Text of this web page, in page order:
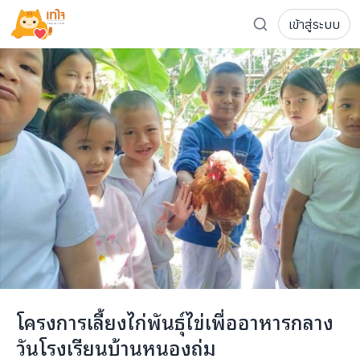
รู้จักเทใจ
โครงการ
เพจระดมทุน
เกี่ยวกับเรา
ความเคลื่อนไหว
ผู้บริจาค
การลดหย่อนภาษี
แฟนคลับศิลปิน
FAQ ผู้บริจาค
เจ้าของโครงการ
ส่งโครงการ
FAQ เจ้าของโครงการ
ติดต่อเรา
098-615-5885
เข้าสู่ระบบ
โครงการเลี้ยงไก่พันธุ์ไข่เพื่ออาหารกลาง
วันโรงเรียนบ้านหนองถ่ม